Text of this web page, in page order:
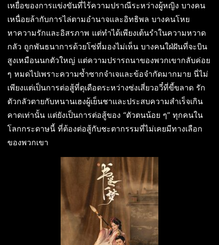
เหยื่อของการแข่งขันที่ไร้ความปราณีระหว่างผู้หญิง บางคน
เหนื่อยล้ากับการไล่ตามอำนาจและอิทธิพล บางคนโหย
หาความรักและอิสรภาพ แต่ทำได้เพียงเต้นรำในความหวาด
กลัว ถูกพันธนาการด้วยโซ่ที่มองไม่เห็น บางคนใฝ่ฝันที่จะบิน
สูงเหมือนนกตัวใหญ่ แต่ความปรารถนาของพวกเขากลับค่อย
ๆ หมดไปเพราะความซ้ำซากจำเจและข้อจำกัดมากมาย นี่ไม่
เพียงแต่เป็นการต่อสู้ที่ดุเดือดระหว่างซ่งเสี่ยวอวี๋ที่ขี้ขลาด รัก
ตัวกลัวตายกับหนานเฮงผู้เย็นชาและประสบความสำเร็จเกิน
คาดเท่านั้น แต่ยังเป็นการต่อสู้ของ “ตัวตนน้อย ๆ” ทุกคนใน
โลกกระดาษนี้ ที่ต้องต่อสู้กับชะตากรรมที่ไม่เคยมีทางเลือก
ของพวกเขา